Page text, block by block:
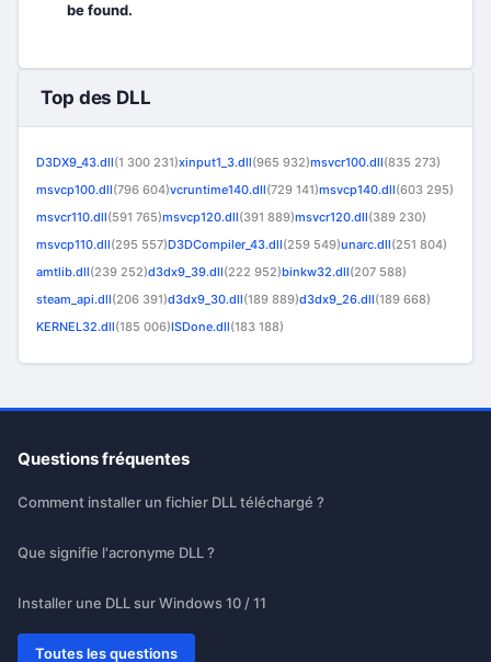
be found.
Top des DLL
D3DX9_43.dll(1 300 231)xinput1_3.dll(965 932)msvcr100.dll(835 273)
msvcp100.dll(796 604)vcruntime140.dll(729 141)msvcp140.dll(603 295)
msvcr110.dll(591 765)msvcp120.dll(391 889)msvcr120.dll(389 230)
msvcp110.dll(295 557)D3DCompiler_43.dll(259 549)unarc.dll(251 804)
amtlib.dll(239 252)d3dx9_39.dll(222 952)binkw32.dll(207 588)
steam_api.dll(206 391)d3dx9_30.dll(189 889)d3dx9_26.dll(189 668)
KERNEL32.dll(185 006)ISDone.dll(183 188)
Questions fréquentes
Comment installer un fichier DLL téléchargé ?
Que signifie l'acronyme DLL ?
Installer une DLL sur Windows 10 / 11
Toutes les questions